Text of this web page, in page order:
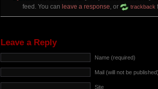
feed. You can leave a response, or trackback
Leave a Reply
Name (required)
Mail (will not be
Site